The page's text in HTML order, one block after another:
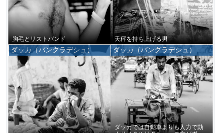
胸毛とリストバンド 天秤を持ち上げる男
ダッカ（バングラデシュ） ダッカ（バングラデシュ）
ダッカでは自動車よりも人力で動